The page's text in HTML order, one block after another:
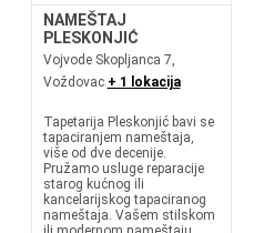
NAMEŠTAJ
PLESKONJIĆ
Vojvode Skopljanca 7,
Voždovac + 1 lokacija
Tapetarija Pleskonjić bavi se
tapaciranjem nameštaja,
više od dve decenije.
Pružamo usluge reparacije
starog kućnog ili
kancelarijskog tapaciranog
nameštaja. Vašem stilskom